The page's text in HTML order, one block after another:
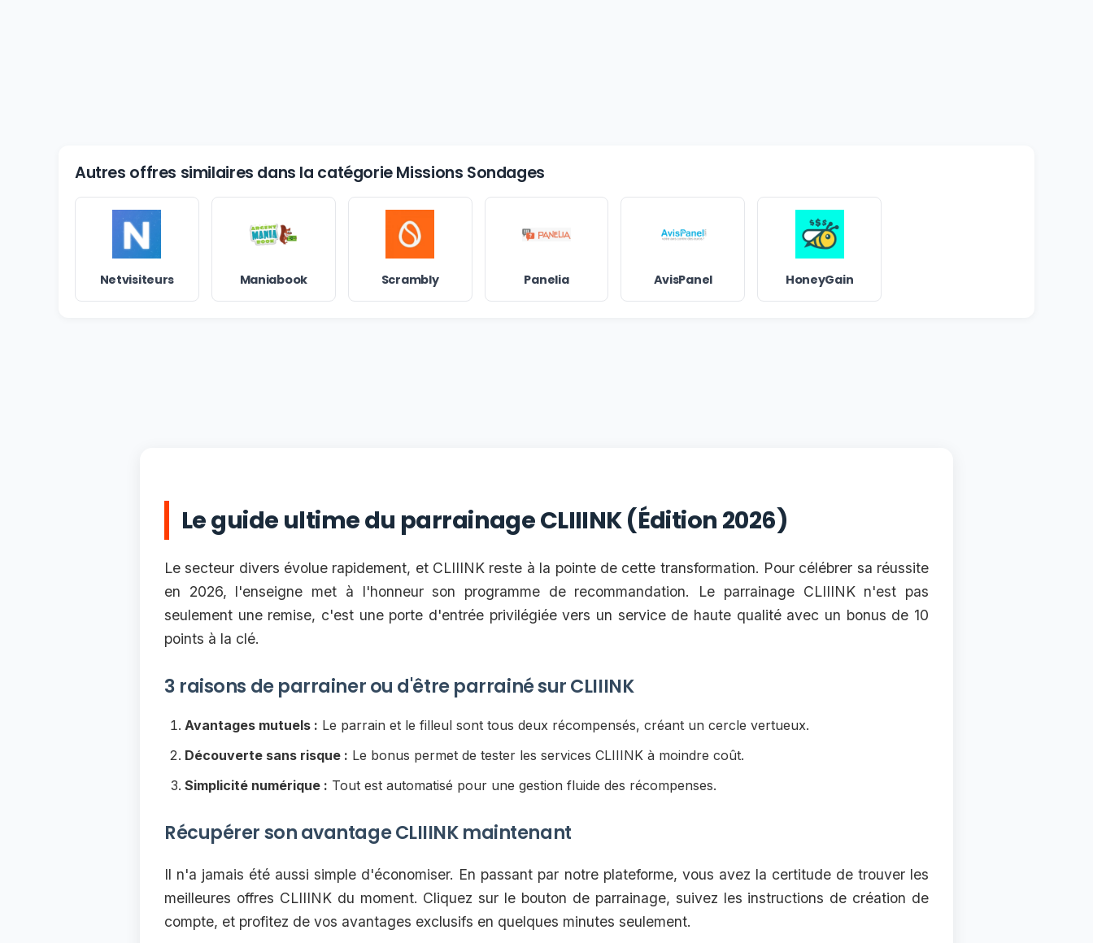
Autres offres similaires dans la catégorie Missions Sondages
Netvisiteurs Maniabook Scrambly Panelia AvisPanel HoneyGain
Le guide ultime du parrainage CLIIINK (Édition 2026)
Le secteur divers évolue rapidement, et CLIIINK reste à la pointe de cette transformation. Pour célébrer sa réussite
en 2026, l'enseigne met à l'honneur son programme de recommandation. Le parrainage CLIIINK n'est pas
seulement une remise, c'est une porte d'entrée privilégiée vers un service de haute qualité avec un bonus de 10
points à la clé.
3 raisons de parrainer ou d'être parrainé sur CLIIINK
Avantages mutuels : Le parrain et le filleul sont tous deux récompensés, créant un cercle vertueux.
Découverte sans risque : Le bonus permet de tester les services CLIIINK à moindre coût.
Simplicité numérique : Tout est automatisé pour une gestion fluide des récompenses.
Récupérer son avantage CLIIINK maintenant
Il n'a jamais été aussi simple d'économiser. En passant par notre plateforme, vous avez la certitude de trouver les
meilleures offres CLIIINK du moment. Cliquez sur le bouton de parrainage, suivez les instructions de création de
compte, et profitez de vos avantages exclusifs en quelques minutes seulement.